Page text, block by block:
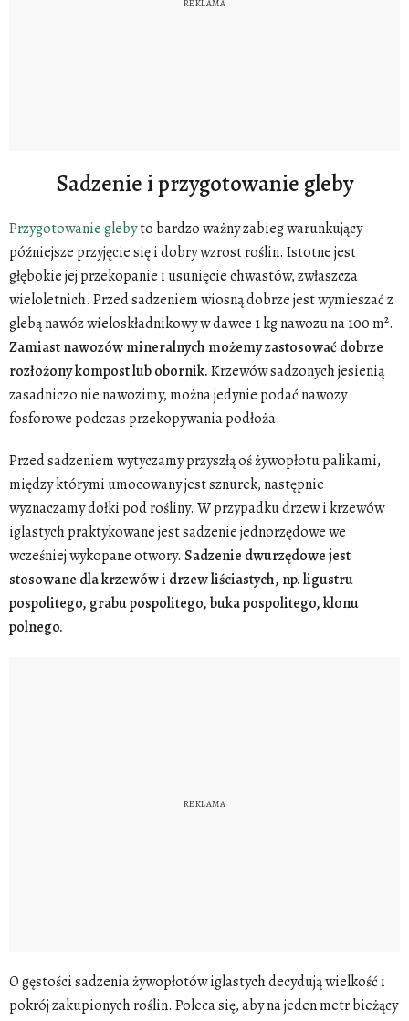
Sadzenie i przygotowanie gleby
Przygotowanie glebyto bardzo ważny zabieg warunkujący
późniejsze przyjęcie się i dobry wzrost roślin. Istotne jest
głębokie jej przekopanie i usunięcie chwastów, zwłaszcza
wieloletnich. Przed sadzeniem wiosną dobrze jest wymieszać z
glebą nawóz wieloskładnikowy w dawce 1 kg nawozu na 100 m².
Zamiast nawozów mineralnych możemy zastosować dobrze
rozłożony kompost lub obornik.Krzewów sadzonych jesienią
zasadniczo nie nawozimy, można jedynie podać nawozy
fosforowe podczas przekopywania podłoża.
Przed sadzeniem wytyczamy przyszłą oś żywopłotu palikami,
między którymi umocowany jest sznurek, następnie
wyznaczamy dołki pod rośliny. W przypadku drzew i krzewów
iglastych praktykowane jest sadzenie jednorzędowe we
wcześniej wykopane otwory. Sadzenie dwurzędowe jest
stosowane dla krzewów i drzew liściastych, np. ligustru
pospolitego, grabu pospolitego, buka pospolitego, klonu
polnego.
O gęstości sadzenia żywopłotów iglastych decydują wielkość i
pokrój zakupionych roślin. Poleca się, aby na jeden metr bieżący